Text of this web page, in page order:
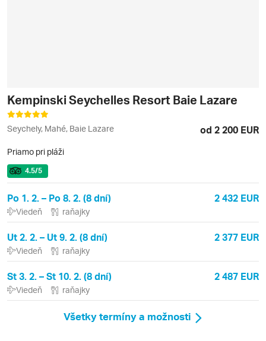
Kempinski Seychelles Resort Baie Lazare
Seychely, Mahé, Baie Lazare od 2 200 EUR
Priamo pri pláži
4.5/5
Po 1. 2. – Po 8. 2. (8 dní) 2 432 EUR
Viedeň raňajky
Ut 2. 2. – Ut 9. 2. (8 dní) 2 377 EUR
Viedeň raňajky
St 3. 2. – St 10. 2. (8 dní) 2 487 EUR
Viedeň raňajky
Všetky termíny a možnosti